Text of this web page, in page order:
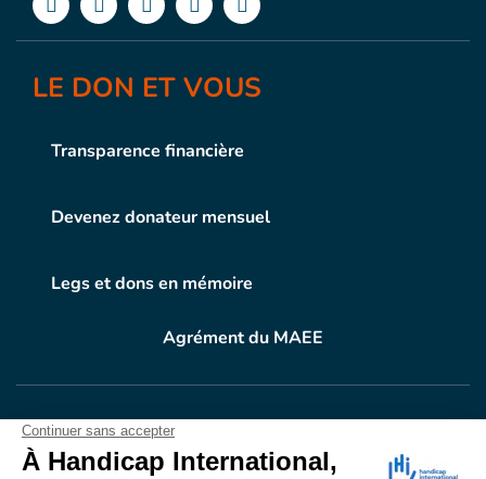
LE DON ET VOUS
Transparence financière
Devenez donateur mensuel
Legs et dons en mémoire
Agrément du MAEE
VOTRE DONEN ACTION